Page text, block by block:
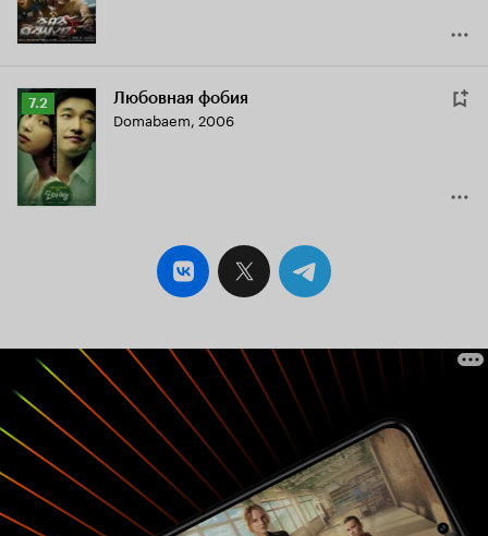
Рейтинг
Кинопоиска
7.2
7.2 Любовная фобия
Domabaem, 2006